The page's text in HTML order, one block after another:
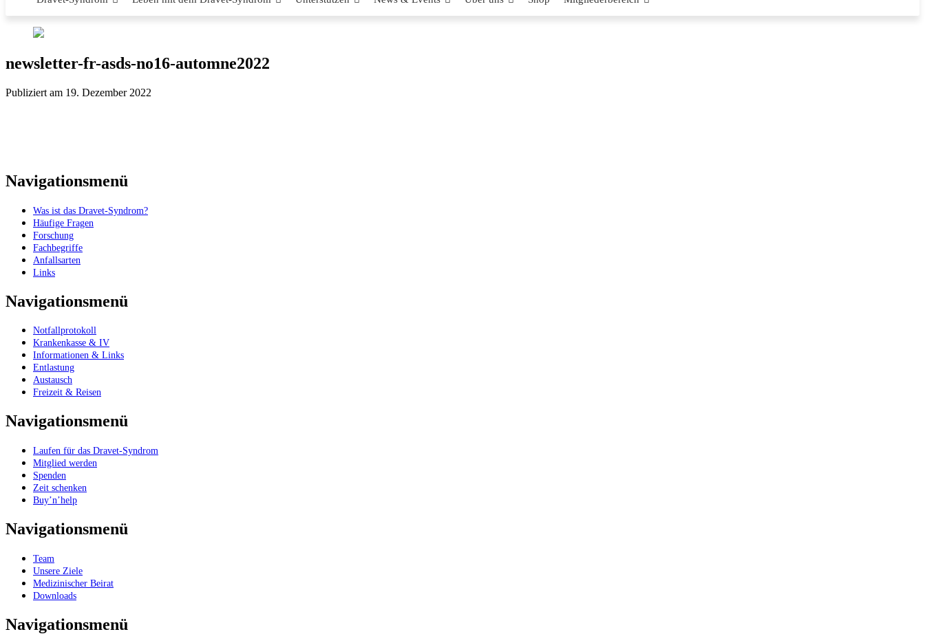
newsletter-fr-asds-no16-automne2022
Publiziert am 19. Dezember 2022
Navigationsmenü
Was ist das Dravet-Syndrom?
Häufige Fragen
Forschung
Fachbegriffe
Anfallsarten
Links
Navigationsmenü
Notfallprotokoll
Krankenkasse & IV
Informationen & Links
Entlastung
Austausch
Freizeit & Reisen
Navigationsmenü
Laufen für das Dravet-Syndrom
Mitglied werden
Spenden
Zeit schenken
Buy’n’help
Navigationsmenü
Team
Unsere Ziele
Medizinischer Beirat
Downloads
Navigationsmenü